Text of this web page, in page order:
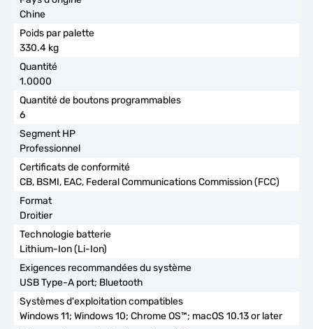
Chine
330.4 kg
1.0000
6
Professionnel
CB, BSMI, EAC, Federal Communications Commission (FCC)
Droitier
Lithium-Ion (Li-Ion)
USB Type-A port; Bluetooth
Windows 11; Windows 10; Chrome OS™; macOS 10.13 or later